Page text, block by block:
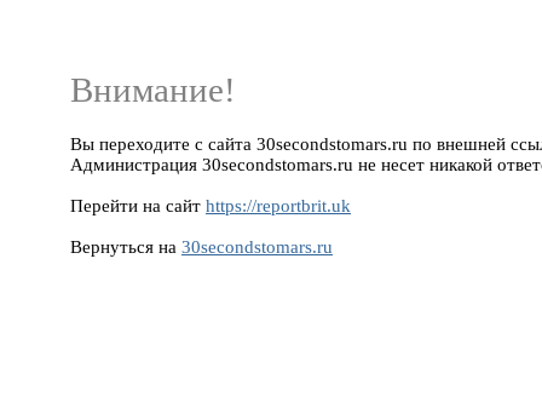
Внимание!
Вы переходите с сайта 30secondstomars.ru по внешней
Администрация 30secondstomars.ru не несет никакой
Перейти на сайт https://reportbrit.uk
Вернуться на 30secondstomars.ru